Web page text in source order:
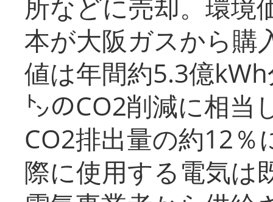
所などに売却。環境
本が大阪ガスから購
値は年間約5.3億
㌧のCO2削減に相当
CO2排出量の約12％
際に使用する電気は